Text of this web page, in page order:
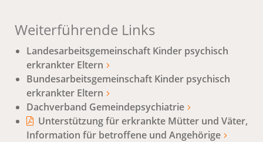
Weiterführende Links
Landesarbeitsgemeinschaft Kinder psychisch
erkrankter Eltern
Bundesarbeitsgemeinschaft Kinder psychisch
erkrankter Eltern
Dachverband Gemeindepsychiatrie
Unterstützung für erkrankte Mütter und Väter,
Information für betroffene und Angehörige